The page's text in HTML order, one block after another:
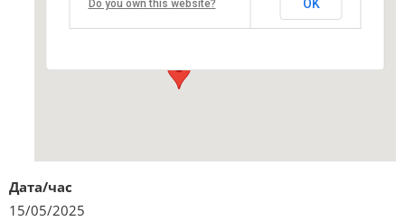
бул. Монтевидео 21 - София
Do you own this website? OK
Дата/час
15/05/2025